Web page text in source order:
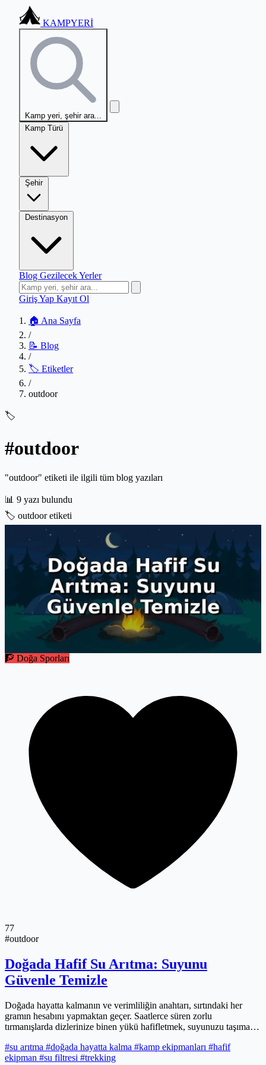
KAMPYERİ
Kamp yeri, şehir ara...
Kamp Türü
Şehir
Destinasyon
Blog Gezilecek Yerler
Giriş Yap Kayıt Ol
🏠 Ana Sayfa
/
📝 Blog
/
🏷️ Etiketler
/
outdoor
🏷️
#outdoor
"outdoor" etiketi ile ilgili tüm blog yazıları
📊 9 yazı bulundu
🏷️ outdoor etiketi
🧗 Doğa Sporları
77
#outdoor
Doğada Hafif Su Arıtma: Suyunu
Güvenle Temizle
Doğada hayatta kalmanın ve verimliliğin anahtarı, sırtındaki her
gramın hesabını yapmaktan geçer. Saatlerce süren zorlu
tırmanışlarda dizlerinize binen yükü hafifletmek, suyunuzu taşımak
derenin ardındaki görünmez riskleri minimize eden modern
filtrasyon teknolojileri, artık sadece 60 gramlık bir özgürlük sunuyor.
#su arıtma #doğada hayatta kalma #kamp ekipmanları #hafif
ekipman #su filtresi #trekking